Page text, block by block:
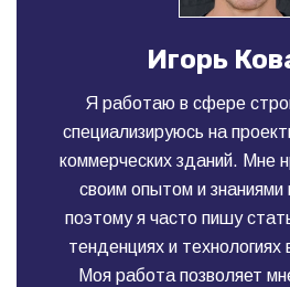
Игорь
Я работаю в сфере
специализируюсь на
коммерческих зданий. Мне
своим опытом и знаниями
поэтому я часто пишу
тенденциях и технологиях
Моя работа позволяет